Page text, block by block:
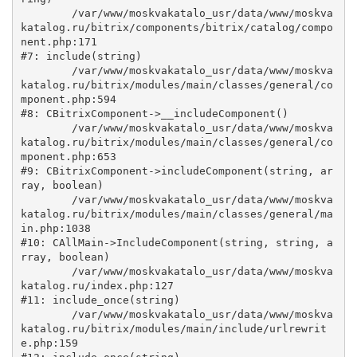
katalog.ru/bitrix/components/bitrix/catalog/compo
nent.php:171
#7: include(string)
katalog.ru/bitrix/modules/main/classes/general/co
mponent.php:594
#8: CBitrixComponent->__includeComponent()
katalog.ru/bitrix/modules/main/classes/general/co
mponent.php:653
#9: CBitrixComponent->includeComponent(string, ar
ray, boolean)
katalog.ru/bitrix/modules/main/classes/general/ma
in.php:1038
#10: CAllMain->IncludeComponent(string, string, a
rray, boolean)
katalog.ru/index.php:127
#11: include_once(string)
katalog.ru/bitrix/modules/main/include/urlrewrit
e.php:159